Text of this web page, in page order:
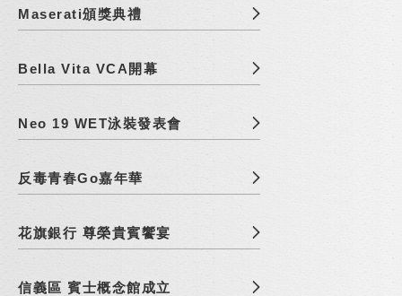
Maserati頒獎典禮
Bella Vita VCA開幕
Neo 19 WET泳裝發表會
反毒青春Go嘉年華
花旗銀行 尊榮貴賓饗宴
信義區 賓士概念館成立